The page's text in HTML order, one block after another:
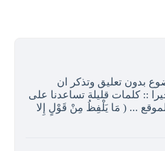
بدون تعليق وتذكر ان
:: كلمات قليلة تساعدنا على
... ( مَا يَلْفِظُ مِنْ قَوْلٍ إِلا